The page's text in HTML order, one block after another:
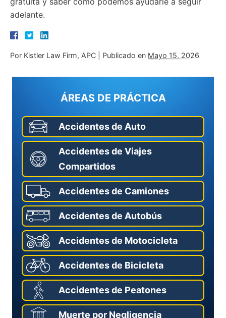
adelante.
Por Kistler Law Firm, APC Publicado en Mayo 15, 2026
ÁREAS DE PRÁCTICA
Accidentes de Auto
Accidentes de Viajes
Compartidos
Accidentes de Camiones
Accidentes de Autobús
Accidentes de Motocicleta
Accidentes de Bicicleta
Accidentes de Peatones
Muerte por Negligencia